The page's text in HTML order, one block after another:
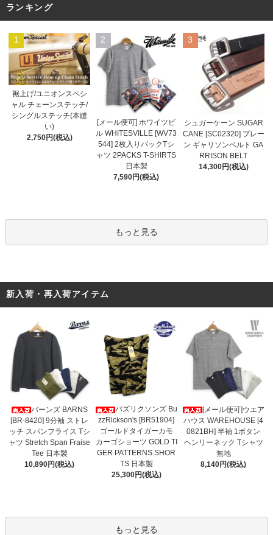
ランキング
1
裾上げ/ユニオンスペシ
ャル チェーンステッチ/
シングルステッチ(本縫
い)
2,750円(税込)
2
[メール便可] ホワイツビ
ル WHITESVILLE [WV73
544] 2枚入りパックTシ
ャツ 2PACKS T-SHIRTS
日本製
7,590円(税込)
3
シュガーケーン SUGAR
CANE [SC02320] プレー
ン ギャリソンベルト GA
RRISON BELT
14,300円(税込)
もっと見る
新入荷・再入荷アイテム
バーンズ BARNS
[BR-8420] 9分袖 ストレ
ッチ スパンフライス Tシ
ャツ Stretch Span Fraise
Tee 日本製
10,890円(税込)
バズリクソンズ Bu
zzRickson's [BR51904]
ゴールドタイガーカモ
カーゴショーツ GOLD TI
GER PATTERNS SHOR
TS 日本製
25,300円(税込)
[メール便可]ウエア
ハウス WAREHOUSE [4
0821BH] 半袖 1ボタン
ヘンリーネック Tシャツ
無地
8,140円(税込)
もっと見る